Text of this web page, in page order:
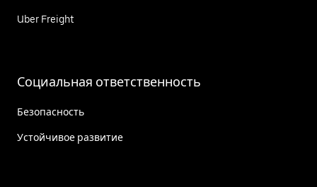
Uber Freight
Социальная ответственность
Безопасность
Устойчивое развитие